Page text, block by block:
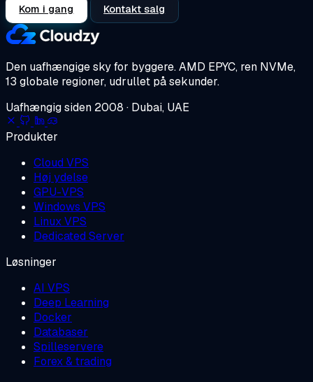
Kom i gang Kontakt salg
Den uafhængige sky for byggere.AMD EPYC, ren NVMe,
13 globale regioner, udrullet på sekunder.
Uafhængig siden 2008 · Dubai, UAE
Produkter
Cloud VPS
Høj ydelse
GPU-VPS
Windows VPS
Linux VPS
Dedicated Server
Løsninger
AI VPS
Deep Learning
Docker
Databaser
Spilleservere
Forex & trading